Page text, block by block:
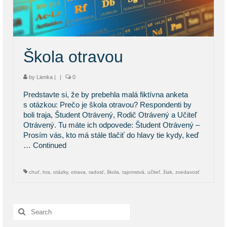
KONTAKT
BLOG
Škola otravou
by Lienka | | 0
Predstavte si, že by prebehla malá fiktívna anketa
s otázkou: Prečo je škola otravou? Respondenti by
boli traja, Študent Otrávený, Rodič Otrávený a Učiteľ
Otrávený. Tu máte ich odpovede: Študent Otrávený –
Prosím vás, kto má stále tlačiť do hlavy tie kydy, keď
… Continued
chuť hra otázky, otrava radosť škola tajomstvá učiteľ žiak zvedavosť
Search
for: